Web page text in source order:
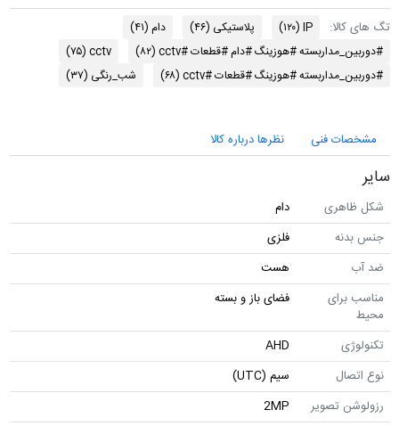
تگ های کالا: IP (۱۲۰) پلاستیکی (۴۶) دام (۴۱)
#دوربین_مداربسته #هوزینگ #دام #قطعات #cctv
(۸۲) cctv (۷۵)
#دوربین_مداربسته #هوزینگ #قطعات #cctv
(۶۸) شب_رنگی (۳۷)
مشخصات فنی نظرها درباره کالا
سایر
شکل ظاهری
دام
جنس بدنه
فلزی
ضد آب
هست
مناسب برای
محیط
فضای باز و بسته
تکنولوژی
AHD
نوع اتصال
سیم (UTC)
رزولوشن تصویر
2MP